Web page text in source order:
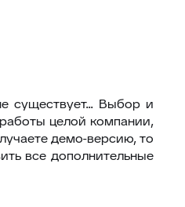
существует... Выбор и
целой компании,
демо-версию, то
все дополнительные